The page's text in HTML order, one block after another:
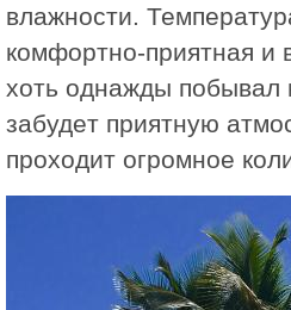
влажности.
комфортно-приятная и
хоть однажды побывал
забудeт приятную
проходит огромное